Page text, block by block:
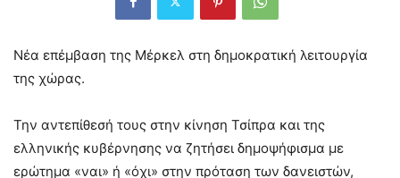
Νέα επέμβαση της Μέρκελ στη δημοκρατική λειτουργία
της χώρας.
Την αντεπίθεσή τους στην κίνηση Τσίπρα και της
ελληνικής κυβέρνησης να ζητήσει δημοψήφισμα με
ερώτημα «ναι» ή «όχι» στην πρόταση των δανειστών,